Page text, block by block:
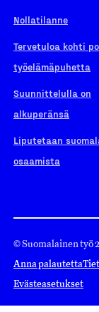
Nollatilanne
Tervetuloa kohti
työelämäpuhetta
Suunnittelulla on
alkuperänsä
Liputetaan
osaamista
© Suomalainen työ
Anna palautetta
Evästeasetukset